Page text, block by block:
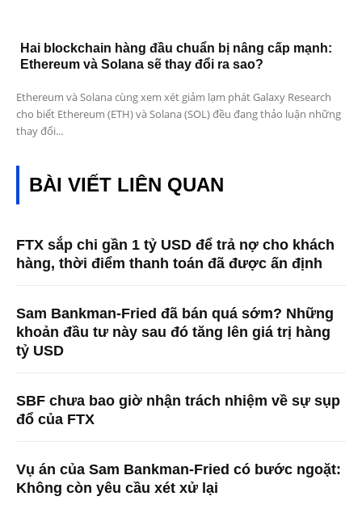
Hai blockchain hàng đầu chuẩn bị nâng cấp mạnh:
Ethereum và Solana sẽ thay đổi ra sao?
Ethereum và Solana cùng xem xét giảm lạm phát Galaxy Research
cho biết Ethereum (ETH) và Solana (SOL) đều đang thảo luận những
thay đổi...
BÀI VIẾT LIÊN QUAN
FTX sắp chi gần 1 tỷ USD để trả nợ cho khách
hàng, thời điểm thanh toán đã được ấn định
Sam Bankman-Fried đã bán quá sớm? Những
khoản đầu tư này sau đó tăng lên giá trị hàng
tỷ USD
SBF chưa bao giờ nhận trách nhiệm về sự sụp
đổ của FTX
Vụ án của Sam Bankman-Fried có bước ngoặt:
Không còn yêu cầu xét xử lại